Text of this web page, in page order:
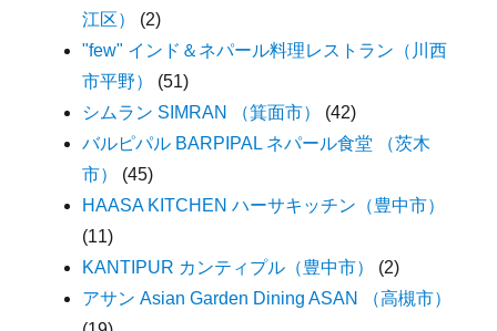
江区）
(2)
"few" インド＆ネパール料理レストラン（川西
市平野）
(51)
シムラン SIMRAN （箕面市）
(42)
バルピパル BARPIPAL ネパール食堂 （茨木
市）
(45)
HAASA KITCHEN ハーサキッチン（豊中市）
(11)
KANTIPUR カンティプル（豊中市）
(2)
アサン Asian Garden Dining ASAN （高槻市）